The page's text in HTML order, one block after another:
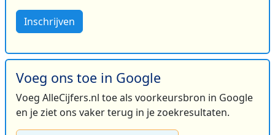
Inschrijven
Voeg ons toe in Google
Voeg AlleCijfers.nl toe als voorkeursbron in Google
en je ziet ons vaker terug in je zoekresultaten.